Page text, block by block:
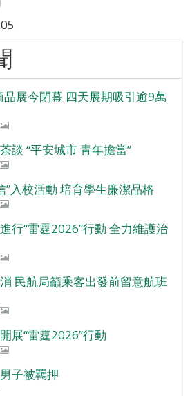
展今閉幕 四天展期吸引逾9萬
談 “平安城市 青年擔當”
”入校活動 培育學生廉潔品格
行“雷霆2026”行動 全力維護治
民航局籲乘客出發前留意航班
展“雷霆2026”行動
子被羈押